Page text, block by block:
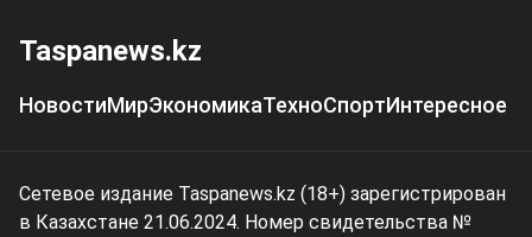
Taspanews.kz
НовостиМирЭкономикаТехноСпортИнтересное
Сетевое издание Taspanews.kz (18+) зарегистрирован
в Казахстане 21.06.2024. Номер свидетельства №